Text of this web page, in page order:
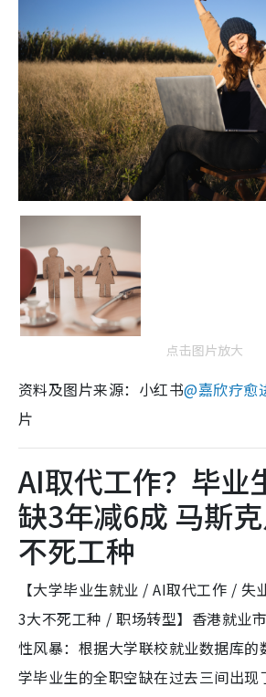
点击图片放大
资料及图片来源：小红书@嘉欣疗愈
片
AI取代工作？毕业
缺3年减6成 马斯
不死工种
【大学毕业生就业 / AI取代工作 /
3大不死工种 / 职场转型】香港就业
性风暴：根据大学联校就业数据库的
学毕业生的全职空缺在过去三间出现